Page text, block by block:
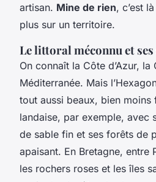
artisan. Mine de rien, c’est
plus sur un territoire.
Le littoral méconnu et ses
On connaît la Côte d’Azur, la
Méditerranée. Mais
tout aussi beaux, bien moins
landaise, par exemple, avec
de sable fin et ses forêts de
apaisant. En Bretagne, entre
les rochers roses et les îles